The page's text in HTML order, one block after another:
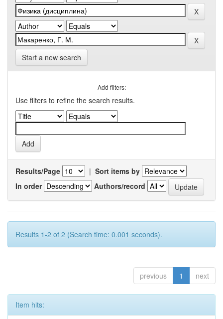
Start a new search
Add filters:
Use filters to refine the search results.
Results/Page | Sort items by
In order
Authors/record
Results 1-2 of 2 (Search time: 0.001 seconds).
previous 1 next
Item hits: